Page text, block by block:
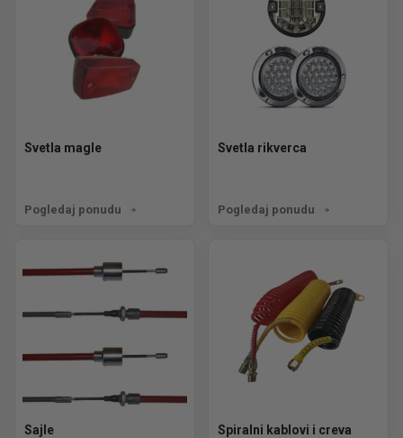
Svetla magle
Pogledaj ponudu
Svetla rikverca
Pogledaj ponudu
Sajle Spiralni kablovi i creva